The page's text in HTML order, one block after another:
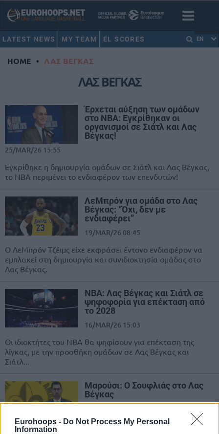
Eurohoops - Do Not Process My Personal
Information
LATEST NEWS MY TEAM EL SCORES EN
HOME • ΛΑΣ ΒΕΓΚΑΣ
ΛΑΣ ΒΕΓΚΑΣ
Έρχεται αύξηση των ομάδων
στο NBA: Εγκρίθηκαν οι
οργανισμοί σε Σιάτλ και Λας
Βέγκας!
25/MAR/26 15:55
Εγκρίθηκε η δημιουργία ομάδων σε Σιάτλ και Λας Βέγκας,
το ΝΒΑ περιμένει το ενδιαφέρον των επενδυτών!
ΛεΜπρόν για ομάδα στο Λας
Βέγκας: “Όχι, δεν με
ενδιαφέρει”
19/MAR/26 08:45
Ο ΛεΜπρόν Τζέιμς είχε εκφράσει έντονο ενδιαφέρον να
εμπλακεί στη δημιουργία και συνιδιοκτησία ομάδας στο
Λας Βέγκας.
NBA: Λας Βέγκας και Σιάτλ σε
ψηφοφορία για επέκταση από
το 2028
16/MAR/26 15:03
Οι ιδιοκτήτες του NBA θα ψηφίσουν για επέκταση της
λίγκας, με την προσθήκη ομάδων σε Λας Βέγκας και
Σιάτλ...
Μαρούσι: Ο Σουφλιάς στο Λας
Βέγκας
Την Τετάρτη (09/07) αναχωρεί για το